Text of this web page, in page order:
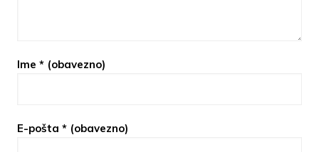
Ime * (obavezno)
E-pošta * (obavezno)